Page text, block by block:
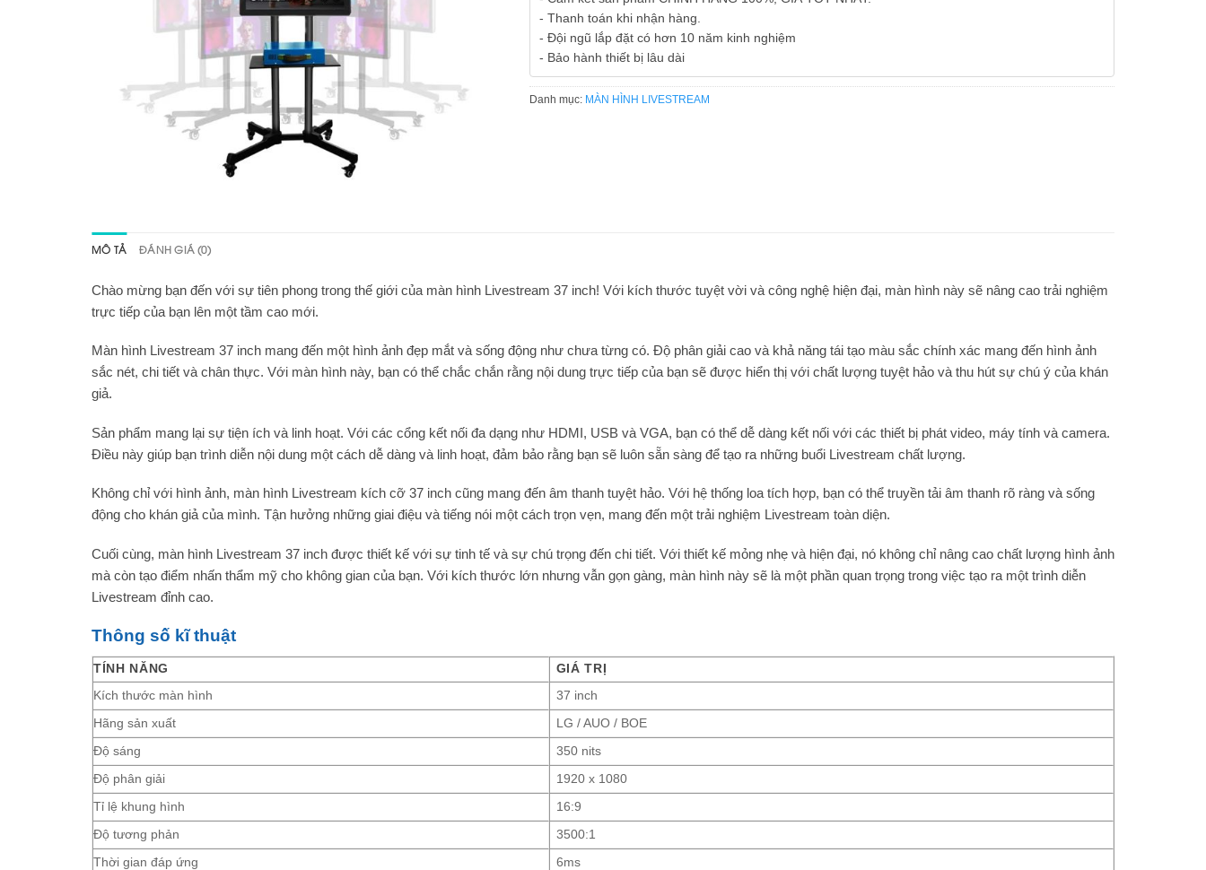
- Thanh toán khi nhận hàng.
- Đội ngũ lắp đặt có hơn 10 năm kinh nghiệm
- Bảo hành thiết bị lâu dài
Danh mục: MÀN HÌNH LIVESTREAM
MÔ TẢ ĐÁNH GIÁ (0)
Chào mừng bạn đến với sự tiên phong trong thế giới của màn hình Livestream 37 inch! Với kích thước tuyệt vời và công nghệ hiện đại, màn hình này sẽ nâng cao trải nghiệm
trực tiếp của bạn lên một tầm cao mới.
Màn hình Livestream 37 inch mang đến một hình ảnh đẹp mắt và sống động như chưa từng có. Độ phân giải cao và khả năng tái tạo màu sắc chính xác mang đến hình ảnh
sắc nét, chi tiết và chân thực. Với màn hình này, bạn có thể chắc chắn rằng nội dung trực tiếp của bạn sẽ được hiển thị với chất lượng tuyệt hảo và thu hút sự chú ý của khán
giả.
Sản phẩm mang lại sự tiện ích và linh hoạt. Với các cổng kết nối đa dạng như HDMI, USB và VGA, bạn có thể dễ dàng kết nối với các thiết bị phát video, máy tính và camera.
Điều này giúp bạn trình diễn nội dung một cách dễ dàng và linh hoạt, đảm bảo rằng bạn sẽ luôn sẵn sàng để tạo ra những buổi Livestream chất lượng.
Không chỉ với hình ảnh, màn hình Livestream kích cỡ 37 inch cũng mang đến âm thanh tuyệt hảo. Với hệ thống loa tích hợp, bạn có thể truyền tải âm thanh rõ ràng và sống
động cho khán giả của mình. Tận hưởng những giai điệu và tiếng nói một cách trọn vẹn, mang đến một trải nghiệm Livestream toàn diện.
Cuối cùng, màn hình Livestream 37 inch được thiết kế với sự tinh tế và sự chú trọng đến chi tiết. Với thiết kế mỏng nhẹ và hiện đại, nó không chỉ nâng cao chất lượng hình ảnh
mà còn tạo điểm nhấn thẩm mỹ cho không gian của bạn. Với kích thước lớn nhưng vẫn gọn gàng, màn hình này sẽ là một phần quan trọng trong việc tạo ra một trình diễn
Livestream đỉnh cao.
Thông số kĩ thuật
TÍNH NĂNG
GIÁ TRỊ
Kích thước màn hình
37 inch
Hãng sản xuất LG / AUO / BOE
Độ sáng 350 nits
Độ phân giải 1920 x 1080
Tỉ lệ khung hình 16:9
Độ tương phản 3500:1
Thời gian đáp ứng 6ms